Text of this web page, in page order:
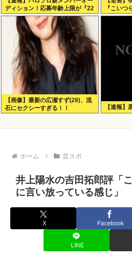
ディション！応募年齢上限が『22
歳』に引き上げられる
『こい
が高校野
【画像】最新の広瀬すず(28)、流
石にセクシーすぎる！！
【速報
ホーム 芸スポ
井上陽水の吉田拓郎評「
に言い放っている感じ」
X Facebook
LINE